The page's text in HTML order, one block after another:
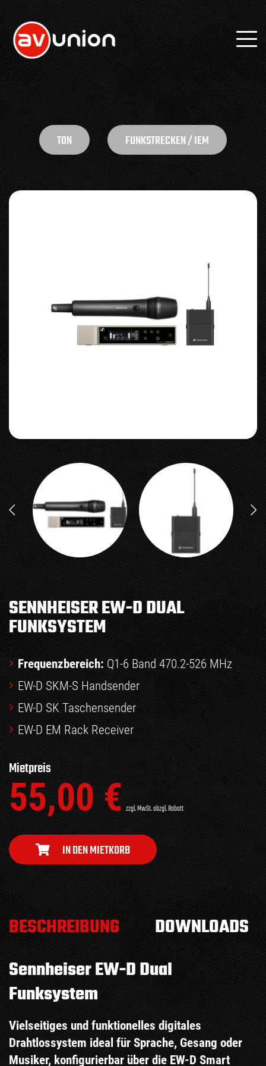
TON FUNKSTRECKEN / IEM
SENNHEISER EW-D DUAL
FUNKSYSTEM
Frequenzbereich: Q1-6 Band 470.2-526 MHz
EW-D SKM-S Handsender
EW-D SK Taschensender
EW-D EM Rack Receiver
Mietpreis
55,00 € zzgl. MwSt. abzgl. Rabatt
IN DEN MIETKORB
BESCHREIBUNG
DOWNLOADS
Sennheiser EW-D Dual
Funksystem
Vielseitiges und funktionelles digitales
Drahtlossystem ideal für Sprache, Gesang oder
Musiker, konfigurierbar über die EW-D Smart